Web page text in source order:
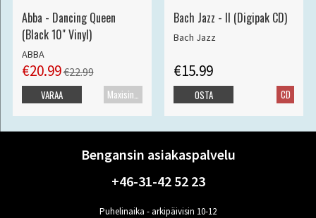
Abba - Dancing Queen
(Black 10" Vinyl)
ABBA
€20.99€22.99
Maxisingle
VARAA
Bach Jazz - II (Digipak CD)
Bach Jazz
€15.99
CD
OSTA
Bengansin asiakaspalvelu
+46-31-42 52 23
Puhelinaika - arkipäivisin 10-12